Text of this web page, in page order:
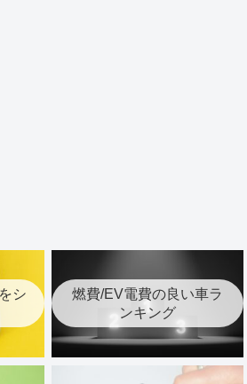
シ
燃費/EV電費の良い車ラ
ンキング